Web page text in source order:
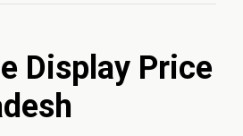
Display Price